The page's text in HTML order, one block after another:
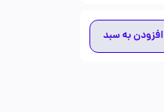
افزودن به سبد